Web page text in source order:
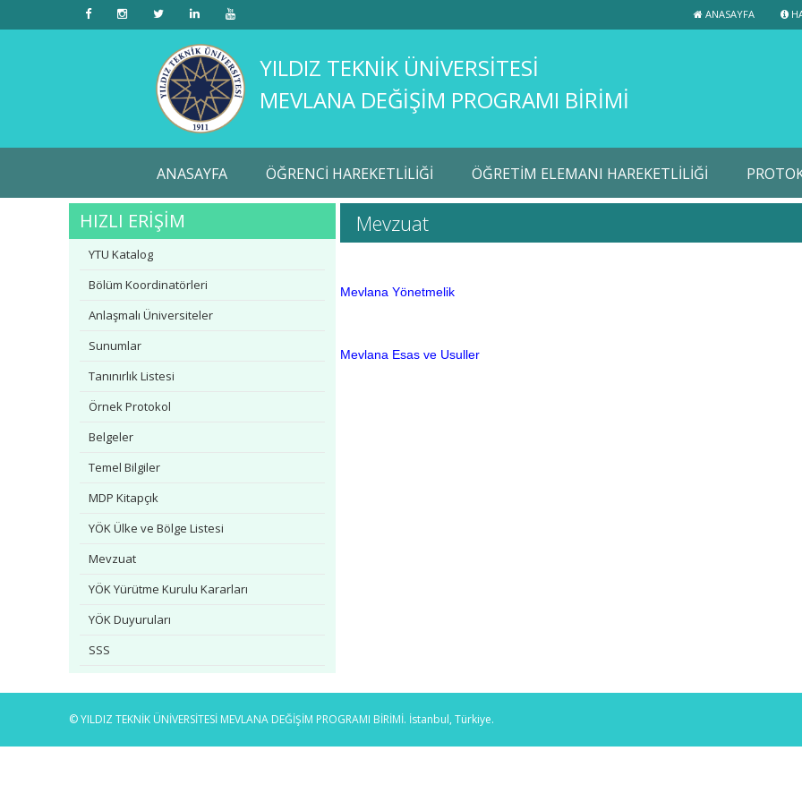
ANASAYFA
YILDIZ TEKNİK ÜNİVERSİTESİ
MEVLANA DEĞİŞİM PROGRAMI BİRİMİ
ANASAYFA ÖĞRENCİ HAREKETLİLİĞİ ÖĞRETİM ELEMANI HAREKETLİLİĞİ
HIZLI ERİŞİM
YTU Katalog
Bölüm Koordinatörleri
Anlaşmalı Üniversiteler
Sunumlar
Tanınırlık Listesi
Örnek Protokol
Belgeler
Temel Bilgiler
MDP Kitapçık
YÖK Ülke ve Bölge Listesi
Mevzuat
YÖK Yürütme Kurulu Kararları
YÖK Duyuruları
SSS
Mevzuat
Mevlana Yönetmelik
Mevlana Esas ve Usuller
© YILDIZ TEKNİK ÜNİVERSİTESİ MEVLANA DEĞİŞİM PROGRAMI BİRİMİ. İstanbul, Türkiye.